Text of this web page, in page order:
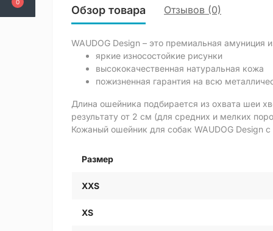
0
Обзор товара Отзывов (0)
WAUDOG Design – это премиальная амуниция
яркие износостойкие рисунки
высококачественная натуральная кожа
пожизненная гарантия на всю
Длина ошейника подбирается из охвата шеи
результату от 2 см (для средних и мелких
Кожаный ошейник для собак WAUDOG Design
Размер
XXS
XS